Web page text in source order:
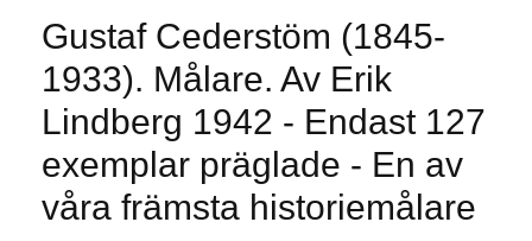
Gustaf Cederstöm (1845-
1933). Målare. Av Erik
Lindberg 1942 - Endast 127
exemplar präglade - En av
våra främsta historiemålare